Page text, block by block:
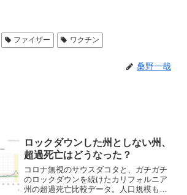
ファイザー ワクチン
桑野一哉
ロックダウンした州としない州、
超過死亡はどうなった？
コロナ無視のサウスダコタと、ガチガチ
のロックダウンを続けたカリフォルニア
州の超過死亡比較データ。人口規模も諸